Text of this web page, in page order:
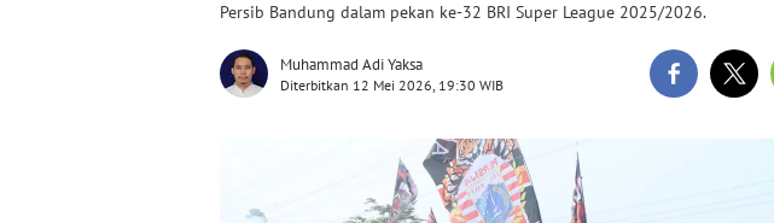
Persib Bandung dalam pekan ke-32 BRI Super League 2025/2026.
Muhammad Adi Yaksa
Diterbitkan 12 Mei 2026, 19:30 WIB